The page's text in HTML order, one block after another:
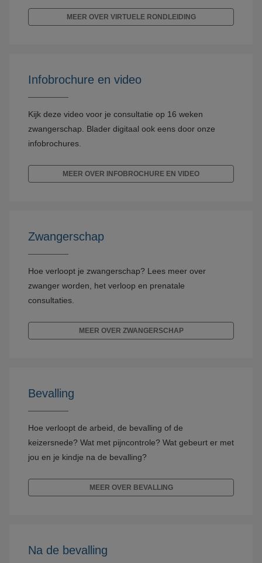
MEER OVER VIRTUELE RONDLEIDING
Infobrochure en video
Kijk deze video voor je consultatie op 16 weken
zwangerschap. Blader digitaal ook eens door onze
infobrochures.
MEER OVER INFOBROCHURE EN VIDEO
Zwangerschap
Hoe verloopt je zwangerschap? Lees meer over
zwanger worden, het verloop en prenatale
consultaties.
MEER OVER ZWANGERSCHAP
Bevalling
Hoe verloopt de arbeid, de bevalling of de
keizersnede? Wat met pijncontrole? Wat gebeurt er met
jou en je kindje na de bevalling?
MEER OVER BEVALLING
Na de bevalling